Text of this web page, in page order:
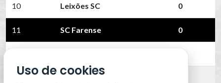
10 Leixões SC 0
11 SC Farense 0
13 Benfica B
Uso de cookies